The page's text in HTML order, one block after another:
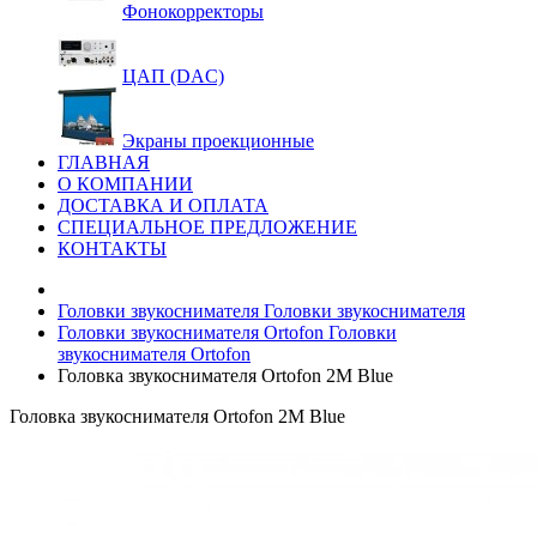
Фонокорректоры
ЦАП (DAC)
Экраны проекционные
ГЛАВНАЯ
О КОМПАНИИ
ДОСТАВКА И ОПЛАТА
СПЕЦИАЛЬНОЕ ПРЕДЛОЖЕНИЕ
КОНТАКТЫ
Головки звукоснимателя Головки звукоснимателя
Головки звукоснимателя Ortofon Головки
звукоснимателя Ortofon
Головка звукоснимателя Ortofon 2M Blue
Головка звукоснимателя Ortofon 2M Blue